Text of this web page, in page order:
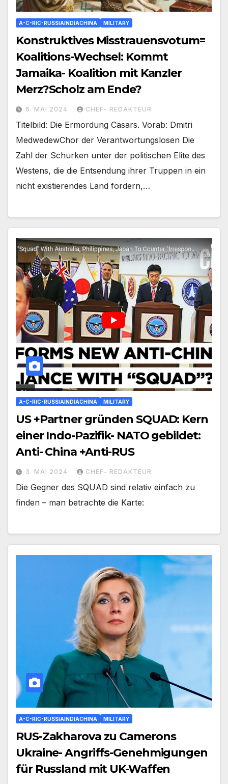
A-C-RIC-RUSSIAINDIACHINA MILITARY
Konstruktives Misstrauensvotum=
Koalitions-Wechsel: Kommt
Jamaika- Koalition mit Kanzler
Merz?Scholz am Ende?
6. MAI 2024 CHEF- REDAKTEUR
Titelbild: Die Ermordung Cäsars. Vorab: Dmitri
MedwedewChor der Verantwortungslosen Die
Zahl der Schurken unter der politischen Elite des
Westens, die die Entsendung ihrer Truppen in ein
nicht existierendes Land fordern,…
A-C-RIC-RUSSIAINDIACHINA MILITARY
US +Partner gründen SQUAD: Kern
einer Indo-Pazifik- NATO gebildet:
Anti- China +Anti-RUS
3. MAI 2024 CHEF- REDAKTEUR
Die Gegner des SQUAD sind relativ einfach zu
finden – man betrachte die Karte:
A-C-RIC-RUSSIAINDIACHINA MILITARY
RUS-Zakharova zu Camerons
Ukraine- Angriffs-Genehmigungen
für Russland mit UK-Waffen